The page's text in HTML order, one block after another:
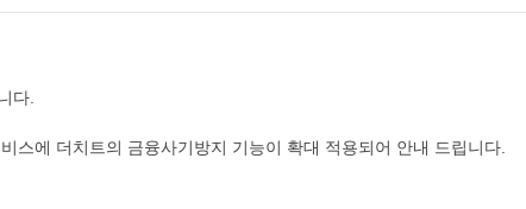
다.
스에 더치트의 금융사기방지 기능이 확대 적용되어 안내 드립니다.